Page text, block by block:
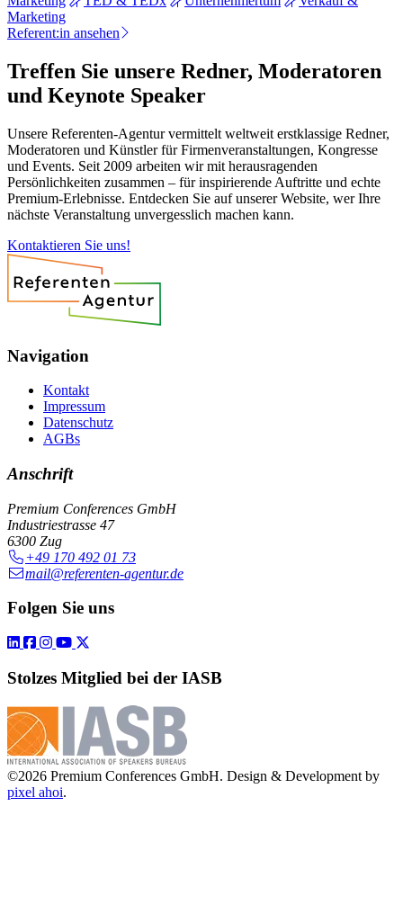
Marketing
Referent:in ansehen
Treffen Sie unsere Redner, Moderatoren
und Keynote Speaker
Unsere Referenten-Agentur vermittelt weltweit erstklassige Redner,
Moderatoren und Künstler für Firmenveranstaltungen, Kongresse
und Events. Seit 2009 arbeiten wir mit herausragenden
Persönlichkeiten zusammen – für inspirierende Auftritte und echte
Premium-Erlebnisse. Entdecken Sie auf unserer Website, wer Ihre
nächste Veranstaltung unvergesslich machen kann.
Kontaktieren Sie uns!
Navigation
Kontakt
Impressum
Datenschutz
AGBs
Anschrift
Premium Conferences GmbH
Industriestrasse 47
6300 Zug
+49 170 492 01 73
mail@referenten-agentur.de
Folgen Sie uns
Stolzes Mitglied bei der IASB
©2026 Premium Conferences GmbH. Design & Development by
pixel ahoi.